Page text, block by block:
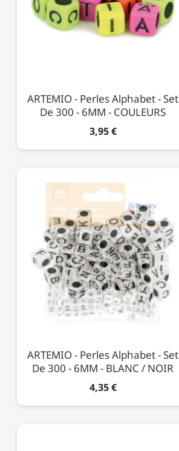
ARTEMIO - Perles Alphabet - Set
De 300 - 6MM - COULEURS
3,95 €
ARTEMIO - Perles Alphabet - Set
De 300 - 6MM - BLANC / NOIR
4,35 €